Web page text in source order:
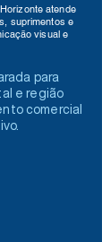
atende
suprimentos e
visual e
para
e região
comercial